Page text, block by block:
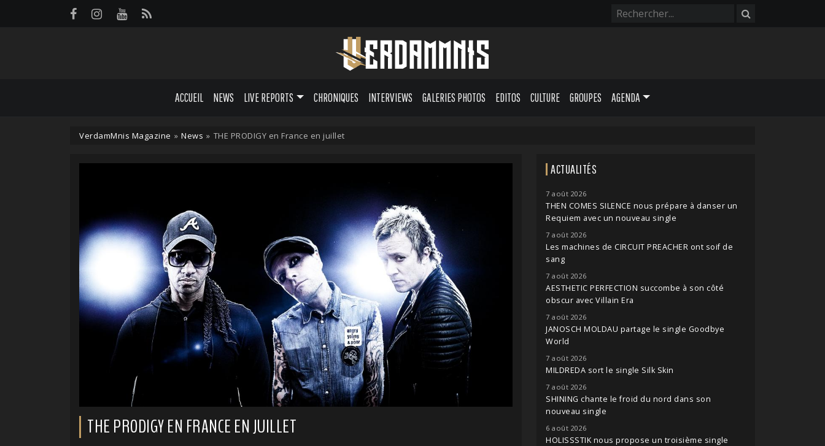
ACCUEIL NEWS LIVE REPORTS CHRONIQUES INTERVIEWS GALERIES PHOTOS EDITOS CULTURE GROUPES AGENDA
VerdamMnis Magazine » News » THE PRODIGY en France en juillet
THE PRODIGY EN FRANCE EN JUILLET
ACTUALITÉS
7 août 2026
THEN COMES SILENCE nous prépare à danser un
Requiem avec un nouveau single
7 août 2026
Les machines de CIRCUIT PREACHER ont soif de
sang
7 août 2026
AESTHETIC PERFECTION succombe à son côté
obscur avec Villain Era
7 août 2026
JANOSCH MOLDAU partage le single Goodbye
World
7 août 2026
MILDREDA sort le single Silk Skin
7 août 2026
SHINING chante le froid du nord dans son
nouveau single
6 août 2026
HOLISSSTIK nous propose un troisième single
Panneau de gestion des cookies